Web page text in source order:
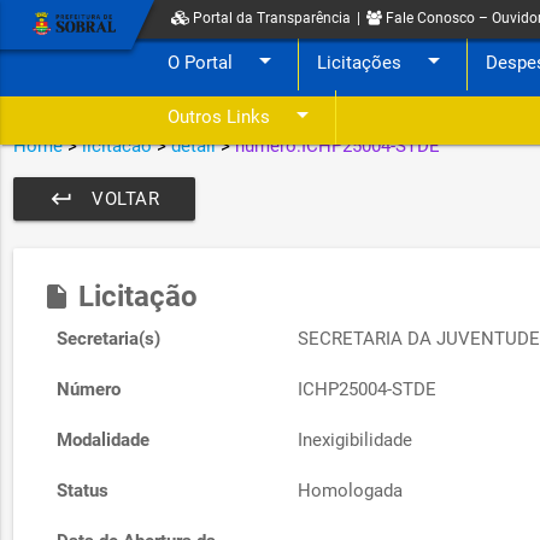
Portal da Transparência Fale Conosco –
O Portal arrow_drop_down Licitações arrow_drop_down
Outros Links arrow_drop_down
Home>licitacao>detail>numero:ICHP25004-STDE
VOLTAR
keyboard_return
insert_drive_file Licitação
Secretaria(s) SECRETARIA DA
Número ICHP25004-STDE
Modalidade Inexigibilidade
Status Homologada